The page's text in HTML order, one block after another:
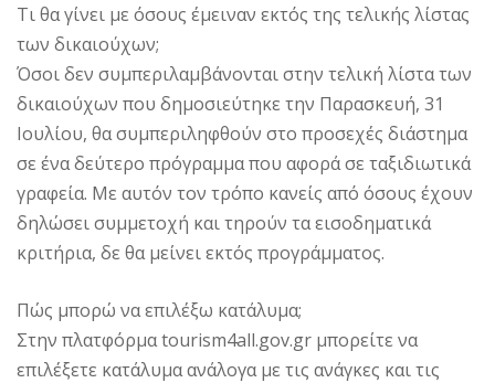
Τι θα γίνει με όσους έμειναν εκτός της τελικής λίστας
των δικαιούχων;
Όσοι δεν συμπεριλαμβάνονται στην τελική λίστα των
δικαιούχων που δημοσιεύτηκε την Παρασκευή, 31
Ιουλίου, θα συμπεριληφθούν στο προσεχές διάστημα
σε ένα δεύτερο πρόγραμμα που αφορά σε ταξιδιωτικά
γραφεία. Με αυτόν τον τρόπο κανείς από όσους έχουν
δηλώσει συμμετοχή και τηρούν τα εισοδηματικά
κριτήρια, δε θα μείνει εκτός προγράμματος.
Πώς μπορώ να επιλέξω κατάλυμα;
Στην πλατφόρμα tourism4all.gov.gr μπορείτε να
επιλέξετε κατάλυμα ανάλογα με τις ανάγκες και τις